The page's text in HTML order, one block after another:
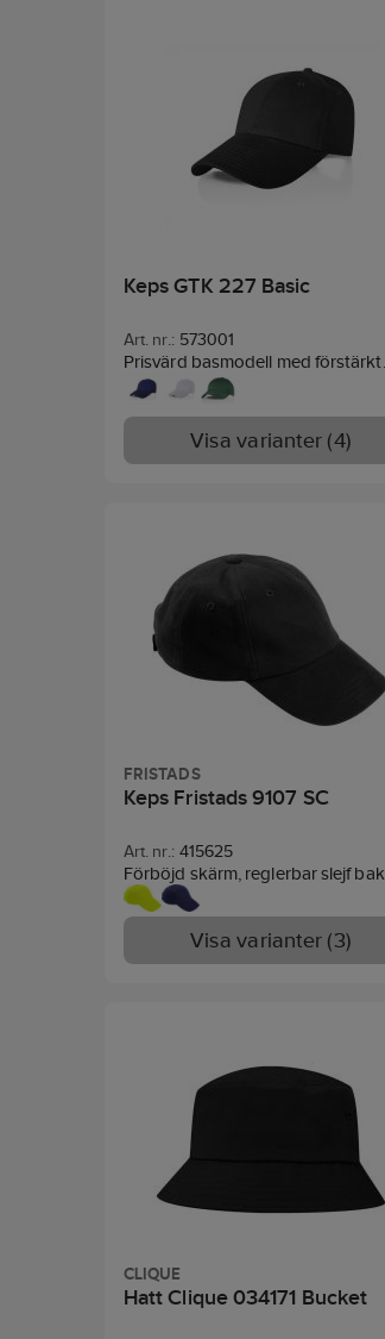
Keps GTK 227 Basic
Art. nr.: 573001
Prisvärd basmodell med förstärkt
front. Kardborrspänne bak.
Bomullstwill.
Visa varianter (4)
FRISTADS
Keps Fristads 9107 SC
Art. nr.: 415625
Förböjd skärm, reglerbar slejf bak.
Material:Mörkblå och svart 100%
bomull. Gul, orange och röd 60%
bomull, 40% polyester. PFAS-fri
Visa varianter (3)
CLIQUE
Hatt Clique 034171 Bucket